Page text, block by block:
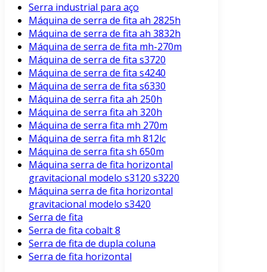
Serra industrial para aço
Máquina de serra de fita ah 2825h
Máquina de serra de fita ah 3832h
Máquina de serra de fita mh-270m
Máquina de serra de fita s3720
Máquina de serra de fita s4240
Máquina de serra de fita s6330
Máquina de serra fita ah 250h
Máquina de serra fita ah 320h
Máquina de serra fita mh 270m
Máquina de serra fita mh 812lc
Máquina de serra fita sh 650m
Máquina serra de fita horizontal
gravitacional modelo s3120 s3220
Máquina serra de fita horizontal
gravitacional modelo s3420
Serra de fita
Serra de fita cobalt 8
Serra de fita de dupla coluna
Serra de fita horizontal